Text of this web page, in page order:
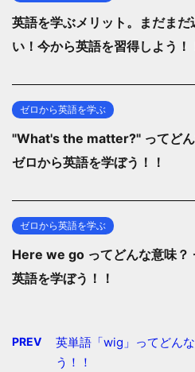
英語を学ぶメリット。まだまだ
い！今から英語を習得しよう！
ゼロから英語を学ぶ
"What's the matter?" ってどん
ゼロから英語を学ぼう！！
ゼロから英語を学ぶ
Here we go ってどんな意味？
英語を学ぼう！！
PREV
英単語「wig」ってどん
う！！